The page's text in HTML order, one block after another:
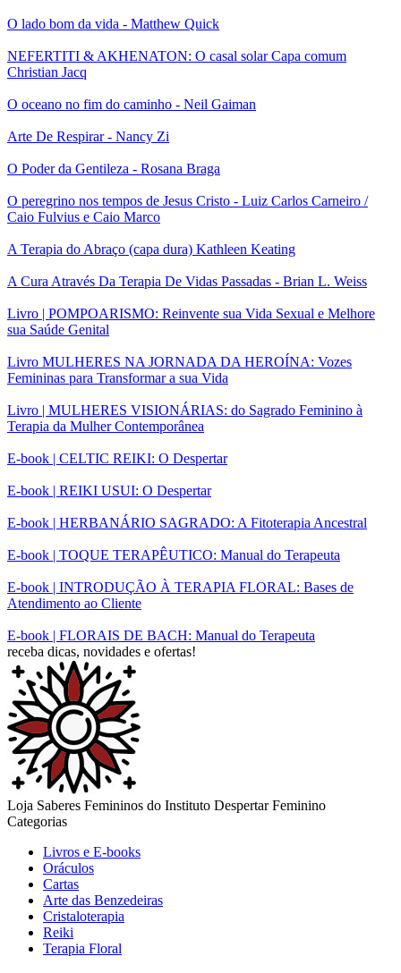
O lado bom da vida - Matthew Quick
NEFERTITI & AKHENATON: O casal solar Capa comum
Christian Jacq
O oceano no fim do caminho - Neil Gaiman
Arte De Respirar - Nancy Zi
O Poder da Gentileza - Rosana Braga
O peregrino nos tempos de Jesus Cristo - Luiz Carlos Carneiro /
Caio Fulvius e Caio Marco
A Terapia do Abraço (capa dura) Kathleen Keating
A Cura Através Da Terapia De Vidas Passadas - Brian L. Weiss
Livro | POMPOARISMO: Reinvente sua Vida Sexual e Melhore
sua Saúde Genital
Livro MULHERES NA JORNADA DA HEROÍNA: Vozes
Femininas para Transformar a sua Vida
Livro | MULHERES VISIONÁRIAS: do Sagrado Feminino à
Terapia da Mulher Contemporânea
E-book | CELTIC REIKI: O Despertar
E-book | REIKI USUI: O Despertar
E-book | HERBANÁRIO SAGRADO: A Fitoterapia Ancestral
E-book | TOQUE TERAPÊUTICO: Manual do Terapeuta
E-book | INTRODUÇÃO À TERAPIA FLORAL: Bases de
Atendimento ao Cliente
E-book | FLORAIS DE BACH: Manual do Terapeuta
receba dicas, novidades e ofertas!
Loja Saberes Femininos do Instituto Despertar Feminino
Categorias
Livros e E-books
Oráculos
Cartas
Arte das Benzedeiras
Cristaloterapia
Reiki
Terapia Floral